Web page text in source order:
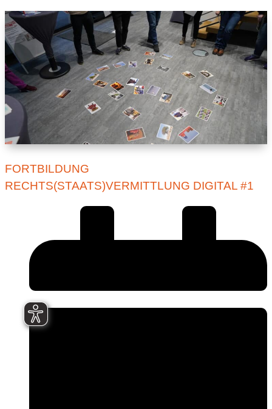
FORTBILDUNG
RECHTS(STAATS)VERMITTLUNG DIGITAL #1